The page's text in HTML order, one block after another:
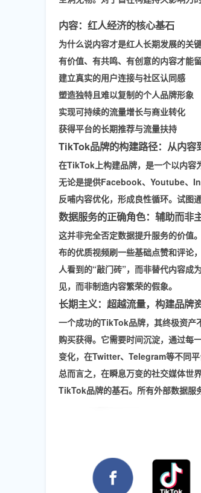
内容：红人经济的核心基石
为什么说内容才是红人长期发展的关
有价值、有共鸣、有创意的内容才能
建立真实的用户连接与社区认同感
塑造独特且难以复制的个人品牌形象
实现可持续的流量增长与商业转化
获得平台的长期推荐与流量扶持
TikTok品牌的构建路径：从内容
在TikTok上构建品牌，是一个以内容
无论是提供Facebook、Youtube、
反哺内容优化，形成良性循环。试图
数据服务的正确角色：辅助而非
这并非完全否定数据提升服务的价值
布的优质视频刷一些基础点赞和评论
人看到的“敲门砖”，而非替代内容成
见，而非制造内容繁荣的假象。
长期主义：超越流量，构建品牌
一个成功的TikTok品牌，其终极资产
购买获得。它需要时间沉淀，通过每
变化，在Twitter、Telegram等不同
总而言之，在瞬息万变的社交媒体世界
TikTok品牌的基石。所有外部数据服